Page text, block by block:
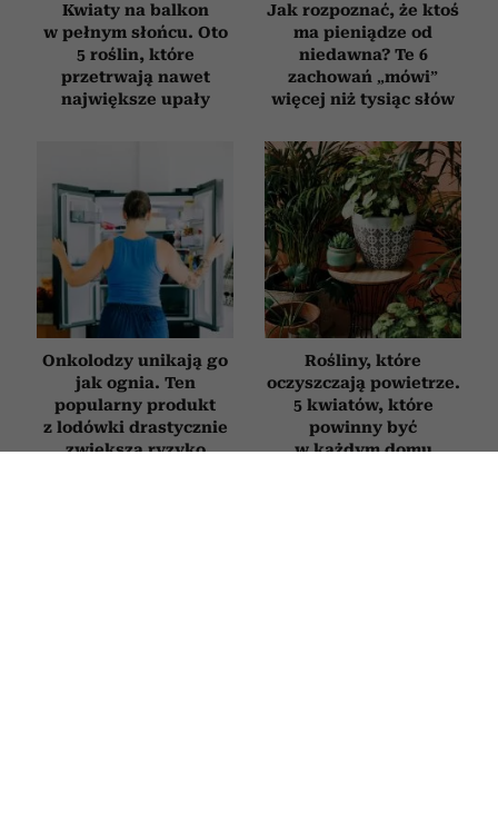
Kwiaty na balkon
w pełnym słońcu. Oto
5 roślin, które
przetrwają nawet
największe upały
Jak rozpoznać, że ktoś
ma pieniądze od
niedawna? Te 6
zachowań „mówi”
więcej niż tysiąc słów
Onkolodzy unikają go
jak ognia. Ten
popularny produkt
z lodówki drastycznie
zwiększa ryzyko
Rośliny, które
oczyszczają powietrze.
5 kwiatów, które
powinny być
w każdym domu